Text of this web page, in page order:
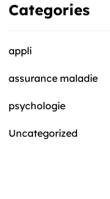
Categories
appli
assurance maladie
psychologie
Uncategorized